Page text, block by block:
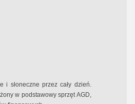
i słoneczne przez cały dzień.
w podstawowy sprzęt AGD,